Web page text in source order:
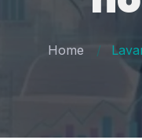
Home